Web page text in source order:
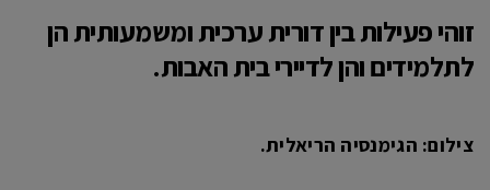
זוהי פעילות בין דורית ערכית ומשמעותית הן
לתלמידים והן לדיירי בית האבות.
צילום: הגימנסיה הריאלית.